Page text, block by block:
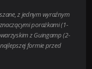
z jednym wyraźnym
porażkami (1-
z Guingamp (2-
formie przed